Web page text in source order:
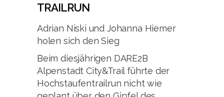
TRAILRUN
Adrian Niski und Johanna Hiemer
holen sich den Sieg
Beim diesjährigen DARE2B
Alpenstadt City&Trail führte der
Hochstaufentrailrun nicht wie